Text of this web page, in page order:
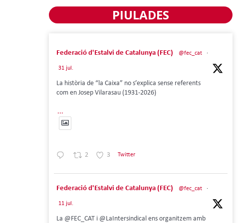
PIULADES
Federació d'Estalvi de Catalunya (FEC) @fec_cat ·
31 jul.
La història de “la Caixa” no s’explica sense referents
com en Josep Vilarasau (1931-2026)
...
2 3 Twitter
Federació d'Estalvi de Catalunya (FEC) @fec_cat ·
11 jul.
La @FEC_CAT i @LaIntersindical ens organitzem amb